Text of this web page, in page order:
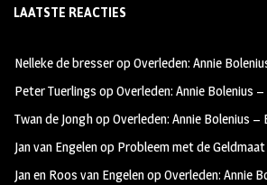
b
oo
k
ag
m
tt
LAATSTE REACTIES
Nelleke de bresseropOverleden: Annie
Peter Tuerlings opOverleden: Annie Bolenius
Twan de JonghopOverleden: Annie Bolenius –
Jan van Engelenop Probleem met de Geldmaat
Jan en Roos van EngelenopOverleden: Annie